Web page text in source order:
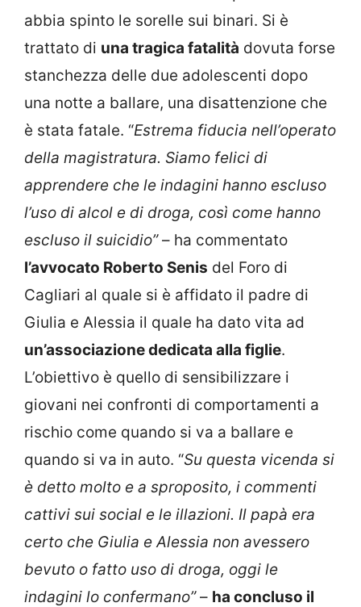
abbia spinto le sorelle sui binari. Si è
trattato di una tragica fatalità dovuta forse
stanchezza delle due adolescenti dopo
una notte a ballare, una disattenzione che
è stata fatale. “Estrema fiducia nell’operato
della magistratura. Siamo felici di
apprendere che le indagini hanno escluso
l’uso di alcol e di droga, così come hanno
escluso il suicidio”– ha commentato
l’avvocato Roberto Senis del Foro di
Cagliari al quale si è affidato il padre di
Giulia e Alessia il quale ha dato vita ad
un’associazione dedicata alla figlie.
L’obiettivo è quello di sensibilizzare i
giovani nei confronti di comportamenti a
rischio come quando si va a ballare e
quando si va in auto. “Su questa vicenda si
è detto molto e a sproposito, i commenti
cattivi sui social e le illazioni. Il papà era
certo che Giulia e Alessia non avessero
bevuto o fatto uso di droga, oggi le
indagini lo confermano”– ha concluso il